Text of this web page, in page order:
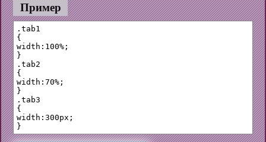
Пример
.tab1
{
width:100%;
}
.tab2
{
width:70%;
}
.tab3
{
width:300px;